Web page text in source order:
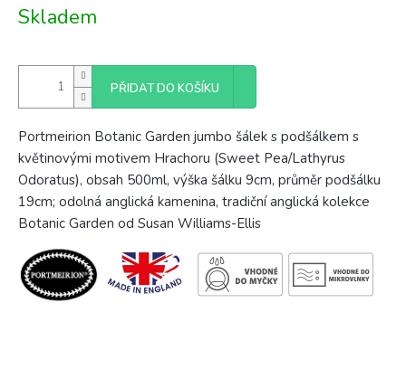
cena:
Skladem
PŘIDAT DO KOŠÍKU
Portmeirion Botanic Garden jumbo šálek s podšálkem s
květinovými motivem Hrachoru (Sweet Pea/Lathyrus
Odoratus), obsah 500ml, výška šálku 9cm, průměr podšálku
19cm; odolná anglická kamenina, tradiční anglická kolekce
Botanic Garden od Susan Williams-Ellis